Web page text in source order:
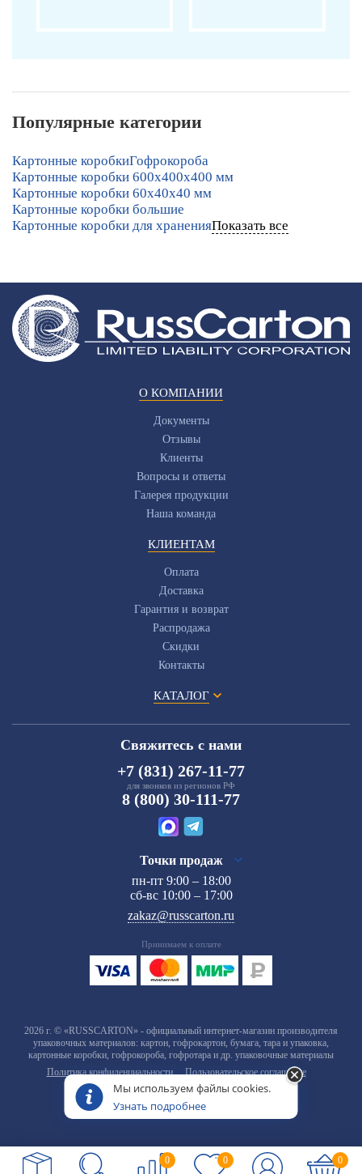
0 0 0
Популярные категории
Картонные коробкиГофрокороба
Картонные коробки 600х400х400 мм
Картонные коробки 60х40х40 мм
Картонные коробки большие
Картонные коробки для храненияПоказать все
О КОМПАНИИ
Документы
Отзывы
Клиенты
Вопросы и ответы
Галерея продукции
Наша команда
КЛИЕНТАМ
Оплата
Доставка
Гарантия и возврат
Распродажа
Скидки
Контакты
КАТАЛОГ
Свяжитесь с нами
+7 (831) 267-11-77
для звонков из регионов РФ
8 (800) 30-111-77
Точки продаж
пн-пт 9:00 – 18:00
сб-вс 10:00 – 17:00
zakaz@russcarton.ru
Принимаем к оплате
2026 г. © «RUSSCARTON» - официальный интернет-магазин производителя
упаковочных материалов: картон, гофрокартон, бумага, тара и упаковка,
картонные коробки, гофрокороба, гофротара и др. упаковочные материалы
Политика конфиденциальности
Пользовательское соглашение
Мы используем файлы cookies.
Узнать подробнее